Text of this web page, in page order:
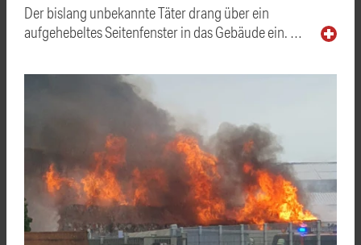
Der bislang unbekannte Täter drang über ein
aufgehebeltes Seitenfenster in das Gebäude ein. …